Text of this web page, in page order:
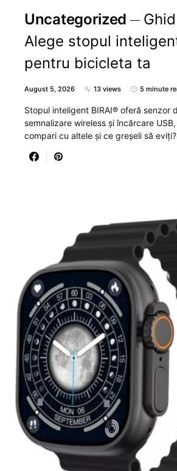
Uncategorized
Alege stopul
pentru bicicleta ta
August 5, 2026 13 views 5 minute
Stopul inteligent BIRAI® oferă senzor
semnalizare wireless și încărcare
compari cu altele și ce greșeli să